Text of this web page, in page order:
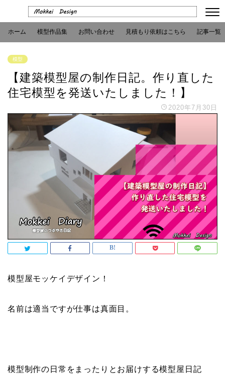
ホーム 模型作品集 お問い合わせ 見積もり依頼はこちら 記事一覧
模型
【建築模型屋の制作日記。作り直した
住宅模型を発送いたしました！】
2020年7月30日
模型屋モッケイデザイン！
名前は適当ですが仕事は真面目。
模型制作の日常をまったりとお届けする模型屋日記